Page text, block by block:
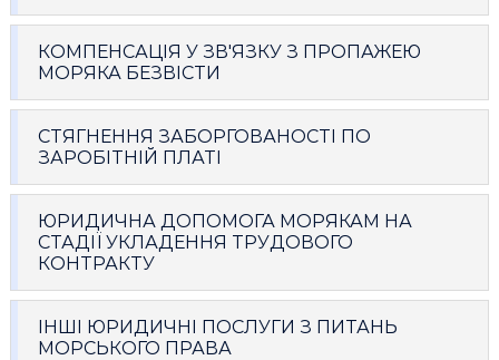
КОМПЕНСАЦІЯ У ЗВ'ЯЗКУ З ПРОПАЖЕЮ
МОРЯКА БЕЗВІСТИ
СТЯГНЕННЯ ЗАБОРГОВАНОСТІ ПО
ЗАРОБІТНІЙ ПЛАТІ
ЮРИДИЧНА ДОПОМОГА МОРЯКАМ НА
СТАДІЇ УКЛАДЕННЯ ТРУДОВОГО
КОНТРАКТУ
ІНШІ ЮРИДИЧНІ ПОСЛУГИ З ПИТАНЬ
МОРСЬКОГО ПРАВА